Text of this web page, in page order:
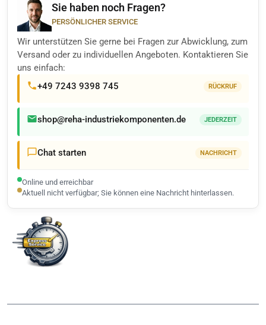
Sie haben noch Fragen?
PERSÖNLICHER SERVICE
Wir unterstützen Sie gerne bei Fragen zur Abwicklung, zum
Versand oder zu individuellen Angeboten. Kontaktieren Sie
uns einfach:
+49 7243 9398 745
RÜCKRUF
shop@reha-industriekomponenten.de JEDERZEIT
Chat starten NACHRICHT
Online und erreichbar
Aktuell nicht verfügbar; Sie können eine Nachricht hinterlassen.